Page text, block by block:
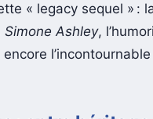
« legacy sequel » :
Simone Ashley,
encore l’incontournable